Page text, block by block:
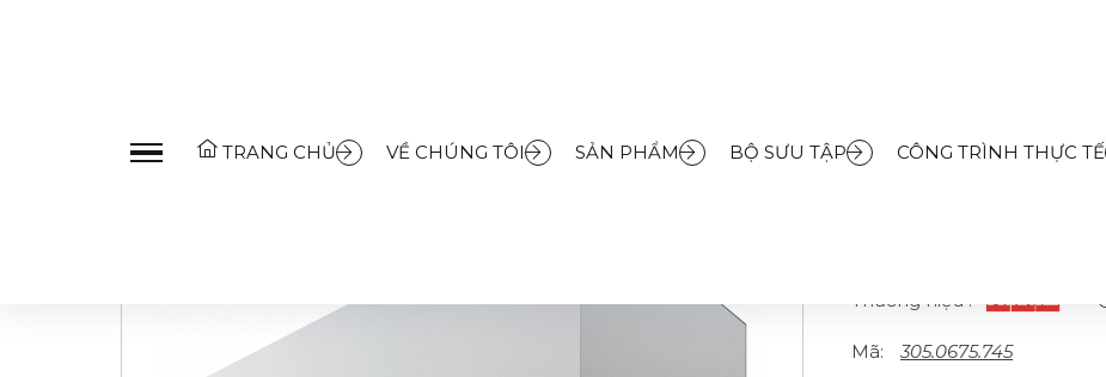
TRANG CHỦ VỀ CHÚNG TÔI SẢN PHẨM BỘ SƯU TẬP CÔNG TRÌNH THỰC TẾ
Thương hiệu :
Mã: 305.0675.745